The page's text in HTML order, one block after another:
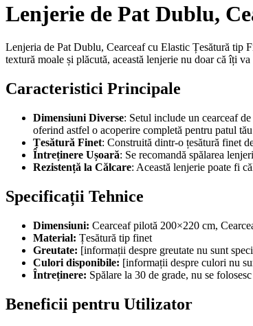
Lenjerie de Pat Dublu,
Lenjeria de Pat Dublu, Cearceaf cu Elastic Țesătură tip
textură moale și plăcută, această lenjerie nu doar că îți
Caracteristici Principale
Dimensiuni Diverse: Setul include un cearceaf
oferind astfel o acoperire completă pentru patul
Țesătură Finet: Construită dintr-o țesătură finet
Întreținere Ușoară: Se recomandă spălarea
Rezistență la Călcare: Această lenjerie poate fi
Specificații Tehnice
Dimensiuni: Cearceaf pilotă 200×220 cm,
Material: Țesătură tip finet
Greutate: [informații despre greutate nu sunt
Culori disponibile: [informații despre culori nu
Întreținere: Spălare la 30 de grade, nu se
Beneficii pentru Utilizator